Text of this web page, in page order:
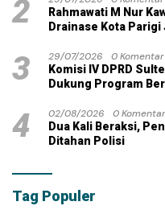
2
Rahmawati M Nur
Drainase Kota
3 29/07/2026
0 Komentar
Komisi IV DPRD
Dukung Program
4 02/08/2026
0 Komentar
Dua Kali Beraksi,
Ditahan Polisi
Tag Populer